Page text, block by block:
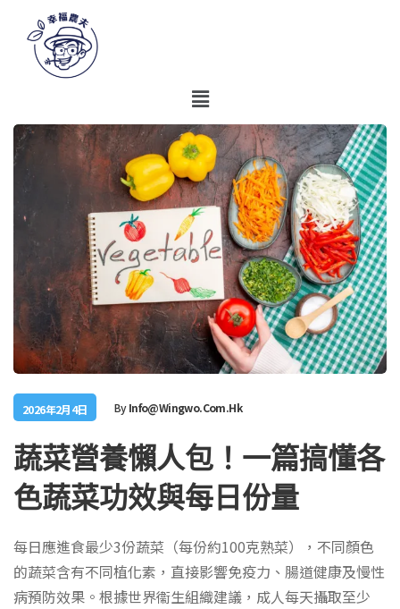
2026年2月4日 By Info@wingwo.com.hk
蔬菜營養懶人包！一篇搞懂各
色蔬菜功效與每日份量
每日應進食最少3份蔬菜（每份約100克熟菜），不同顏色
的蔬菜含有不同植化素，直接影響免疫力、腸道健康及慢性
病預防效果。根據世界衞生組織建議，成人每天攝取至少